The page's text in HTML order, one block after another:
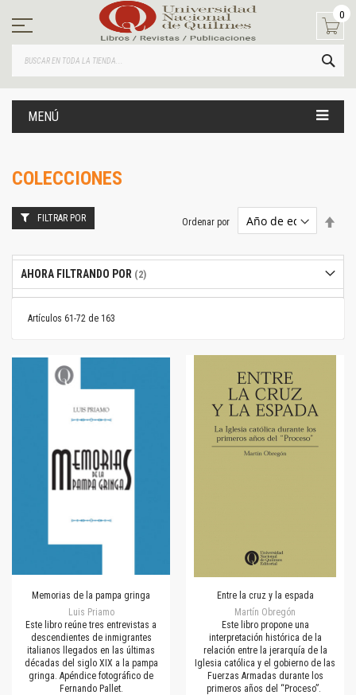
contenido
0
MENÚ
COLECCIONES
Artículos 61-72 de 163
Ordenar por
Memorias de la pampa gringa
Luis Priamo
Este libro reúne tres entrevistas a
descendientes de inmigrantes
italianos llegados en las últimas
décadas del siglo XIX a la pampa
gringa. Apéndice fotográfico de
Fernando Pallet.
Entre la cruz y la espada
Martín Obregón
Este libro propone una
interpretación histórica de la
relación entre la jerarquía de la
Iglesia católica y el gobierno de las
Fuerzas Armadas durante los
primeros años del “Proceso”.
FILTRAR POR
AHORA FILTRANDO POR